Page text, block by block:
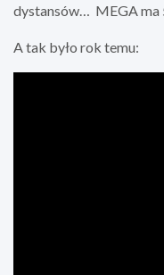
dystansów… MEGA ma
A tak było rok temu: